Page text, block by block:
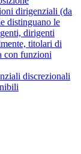
dirigenziali (da
distinguano le
dirigenti
titolari di
con funzioni
discrezionali